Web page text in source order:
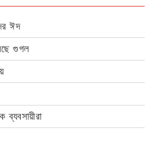
ঈদ
গুগল
ব্যবসায়ীরা